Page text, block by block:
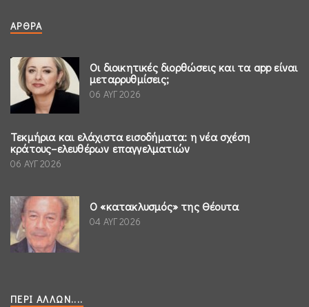
ΆΡΘΡΑ
Οι διοικητικές διορθώσεις και τα app είναι
μεταρρυθμίσεις;
06 ΑΥΓ 2026
Τεκμήρια και ελάχιστα εισοδήματα: η νέα σχέση
κράτους–ελευθέρων επαγγελματιών
06 ΑΥΓ 2026
Ο «κατακλυσμός» της Θέουτα
04 ΑΥΓ 2026
ΠΕΡΊ ΆΛΛΩΝ....